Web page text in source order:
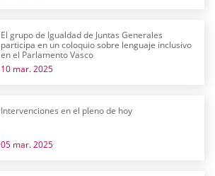
El grupo de Igualdad de Juntas Generales
participa en un coloquio sobre lenguaje inclusivo
en el Parlamento Vasco
10 mar. 2025
Intervenciones en el pleno de hoy
05 mar. 2025